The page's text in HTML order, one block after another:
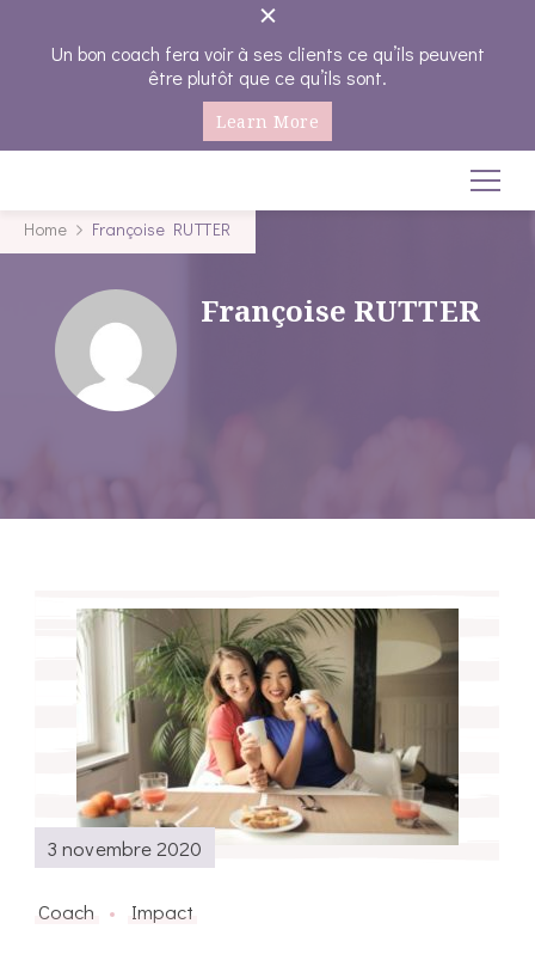
Un bon coach fera voir à ses clients ce qu’ils peuvent
être plutôt que ce qu’ils sont.
Learn More
Coachings-emplois
Home Françoise RUTTER
Françoise RUTTER
3 novembre 2020
Coach Impact